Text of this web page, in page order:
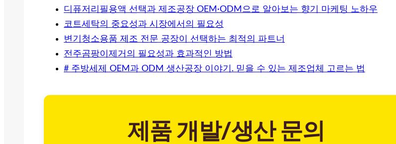
디퓨저리필용액 선택과 제조공장 OEM·ODM으로 알아보는 향기 마케팅 노하우
코트세탁의 중요성과 시장에서의 필요성
변기청소용품 제조 전문 공장이 선택하는 최적의 파트너
전주곰팡이제거의 필요성과 효과적인 방법
# 주방세제 OEM과 ODM 생산공장 이야기. 믿을 수 있는 제조업체 고르는 법
제품 개발/생산 문의